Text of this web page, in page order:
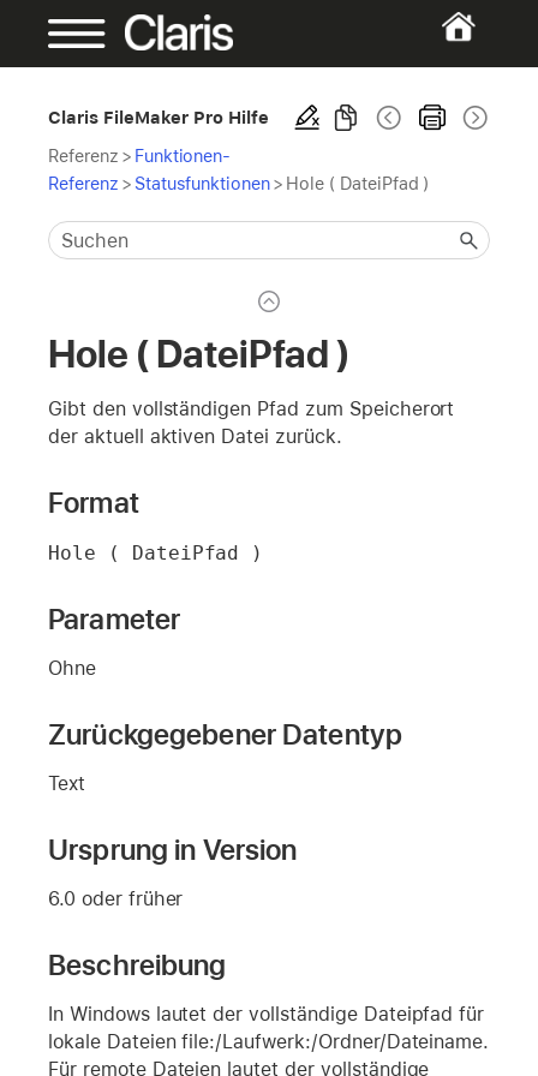
Claris FileMaker Pro Hilfe
Referenz > Funktionen-
Referenz > Statusfunktionen> Hole ( DateiPfad )
Hole ( DateiPfad )
Gibt den vollständigen Pfad zum Speicherort
der aktuell aktiven Datei zurück.
Format
Hole ( DateiPfad )
Parameter
Ohne
Zurückgegebener Datentyp
Text
Ursprung in Version
6.0 oder früher
Beschreibung
In Windows lautet der vollständige Dateipfad für
lokale Dateien file:/Laufwerk:/Ordner/Dateiname.
Für remote Dateien lautet der vollständige